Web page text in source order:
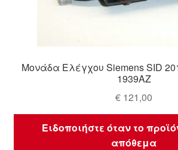
Μονάδα Ελέγχου Siemens SID
1939AZ
€ 121,00
Ειδοποιήστε όταν το
απόθεμα